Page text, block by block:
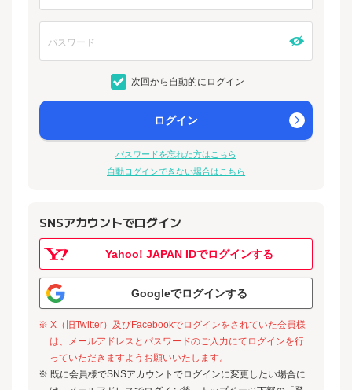
次回から自動的にログイン
ログイン
パスワードを忘れた方はこちら
自動ログインできない場合はこちら
SNSアカウントでログイン
Yahoo! JAPAN IDでログインする
Googleでログインする
※ X（旧Twitter）及びFacebookでログインをされていた会員様
は、メールアドレスとパスワードのご入力にてログインを行
っていただきますようお願いいたします。
※ 既に会員様でSNSアカウントでログインに変更したい場合に